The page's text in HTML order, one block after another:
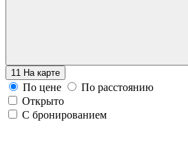
11 На карте
По цене
По расстоянию
Открыто
С бронированием